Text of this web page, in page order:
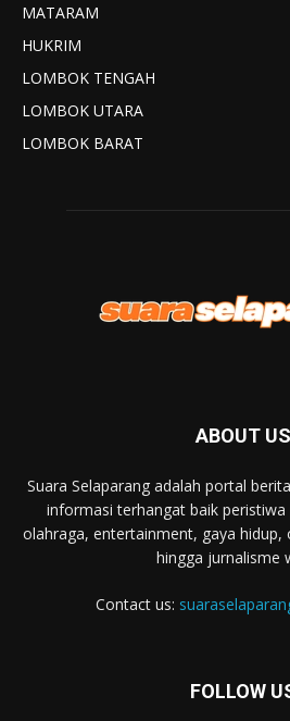
MATARAM
HUKRIM
LOMBOK TENGAH
LOMBOK UTARA
LOMBOK BARAT
ABOUT US
Suara Selaparang adalah portal
informasi terhangat baik
olahraga, entertainment, gaya
hingga jurnalisme
Contact us:
FOLLOW